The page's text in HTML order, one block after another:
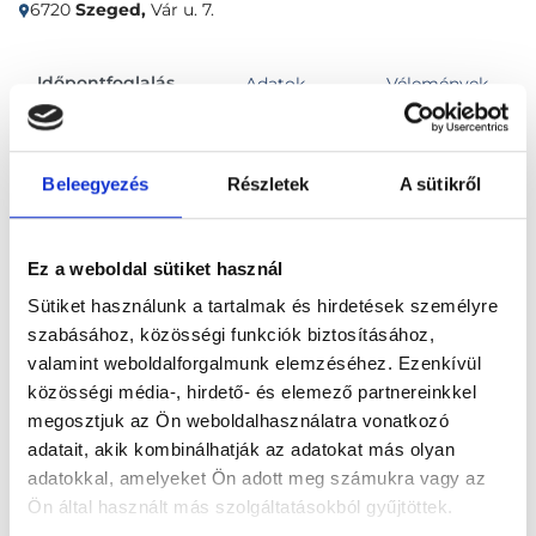
Beleegyezés Részletek A sütikről
Ez a weboldal sütiket használ
Sütiket használunk a tartalmak és hirdetések személyre
szabásához, közösségi funkciók biztosításához,
valamint weboldalforgalmunk elemzéséhez. Ezenkívül
közösségi média-, hirdető- és elemező partnereinkkel
megosztjuk az Ön weboldalhasználatra vonatkozó
adatait, akik kombinálhatják az adatokat más olyan
adatokkal, amelyeket Ön adott meg számukra vagy az
Ön által használt más szolgáltatásokból gyűjtöttek.
6720 Szeged, Vár u. 7.
Időpontfoglalás Adatok Vélemények
Főoldal Klinikák
Dentális implantológus, Szeged